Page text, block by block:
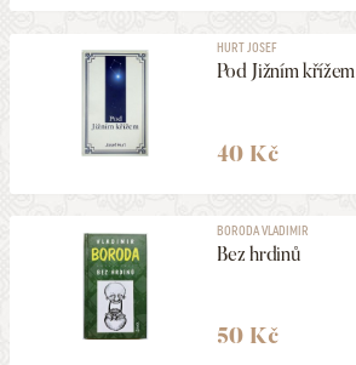
HURT JOSEF
Pod Jižním křížem
40 Kč
BORODA VLADIMIR
Bez hrdinů
50 Kč